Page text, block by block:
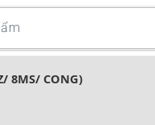
8MS/ CONG)